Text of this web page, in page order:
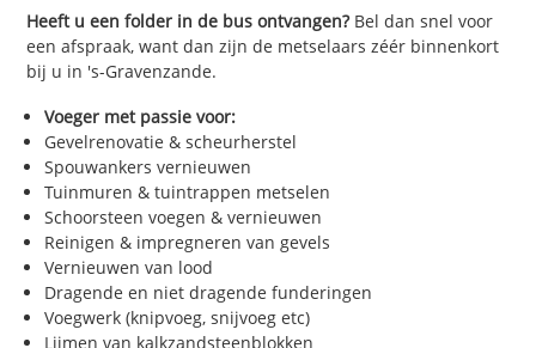
Heeft u een folder in de bus ontvangen?Bel dan snel voor
een afspraak, want dan zijn de metselaars zéér binnenkort
bij u in 's-Gravenzande.
Voeger met passie voor:
Gevelrenovatie & scheurherstel
Spouwankers vernieuwen
Tuinmuren & tuintrappen metselen
Schoorsteen voegen & vernieuwen
Reinigen & impregneren van gevels
Vernieuwen van lood
Dragende en niet dragende funderingen
Voegwerk (knipvoeg, snijvoeg etc)
Lijmen van kalkzandsteenblokken